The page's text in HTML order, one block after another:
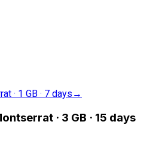
· 1 GB · 7 days →
· 3 GB · 15 days